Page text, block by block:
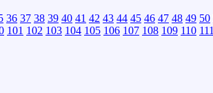
36 37 38 39 40 41 42 43 44 45 46 47 48 49 50
101 102 103 104 105 106 107 108 109 110 111